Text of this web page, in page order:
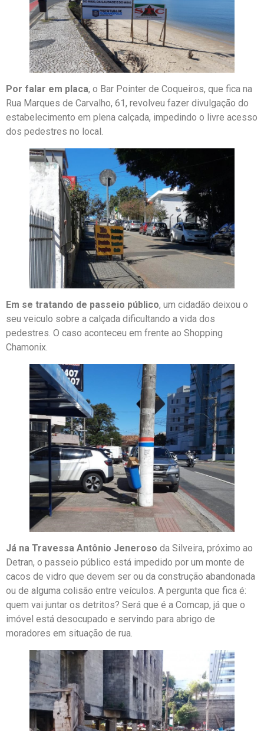
Por falar em placa, o Bar Pointer de Coqueiros, que fica na
Rua Marques de Carvalho, 61, revolveu fazer divulgação do
estabelecimento em plena calçada, impedindo o livre acesso
dos pedestres no local.
Em se tratando de passeio público, um cidadão deixou o
seu veiculo sobre a calçada dificultando a vida dos
pedestres. O caso aconteceu em frente ao Shopping
Chamonix.
Já na Travessa Antônio Jeneroso da Silveira, próximo ao
Detran, o passeio público está impedido por um monte de
cacos de vidro que devem ser ou da construção abandonada
ou de alguma colisão entre veículos. A pergunta que fica é:
quem vai juntar os detritos? Será que é a Comcap, já que o
imóvel está desocupado e servindo para abrigo de
moradores em situação de rua.